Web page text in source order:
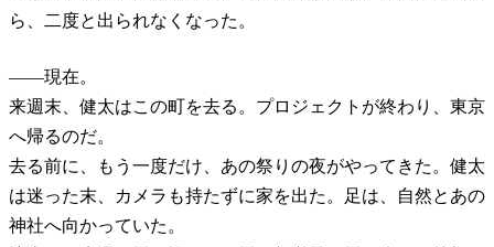
ら、二度と出られなくなった。
――現在。
来週末、健太はこの町を去る。プロジェクトが終わり、東京
へ帰るのだ。
去る前に、もう一度だけ、あの祭りの夜がやってきた。健太
は迷った末、カメラも持たずに家を出た。足は、自然とあの
神社へ向かっていた。